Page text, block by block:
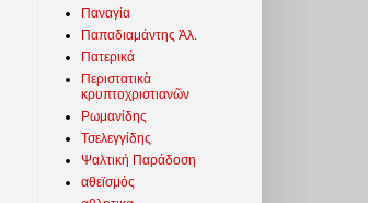
Παναγία
Παπαδιαμάντης Ἀλ.
Πατερικά
Περιστατικὰ
κρυπτοχριστιανῶν
Ρωμανίδης
Τσελεγγίδης
Ψαλτική Παράδοση
αθεϊσμός